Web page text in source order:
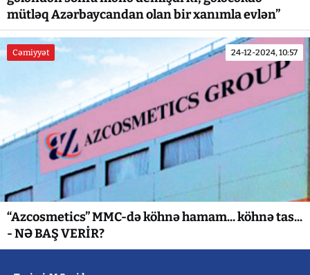
mütləq Azərbaycandan olan bir xanımla evlən”
Cəmiyyət 24-12-2024, 10:57
“Azcosmetics” MMC-də köhnə hamam... köhnə tas...
- NƏ BAŞ VERİR?